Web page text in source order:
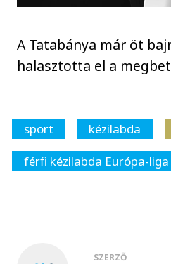
A Tatabánya már öt
halasztotta el a
sport kézilabda
férfi kézilabda Európa-liga
SZERZŐ